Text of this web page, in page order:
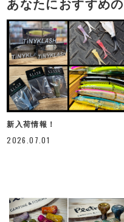
あなたにおすすめ
新入荷情報！
2026.07.01